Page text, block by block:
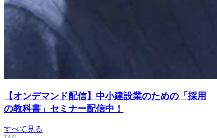
【オンデマンド配信】中小建設業のための「採用
の教科書」セミナー配信中！
すべて見る